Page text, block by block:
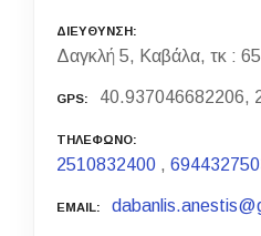
ΔΙΕΥΘΥΝΣΗ
Δαγκλή 5, Καβάλα, τκ :
GPS 40.937046682206,
ΤΗΛΕΦΩΝΟ
2510832400 ,
EMAIL